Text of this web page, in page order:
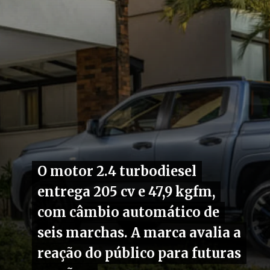
O motor 2.4 turbodiesel
entrega 205 cv e 47,9 kgfm,
com câmbio automático de
seis marchas. A marca avalia a
reação do público para futuras
O motor 2.4 turbodiesel
entrega 205 cv e 47,9 kgfm,
com câmbio automático de
seis marchas. A marca avalia a
reação do público para futuras